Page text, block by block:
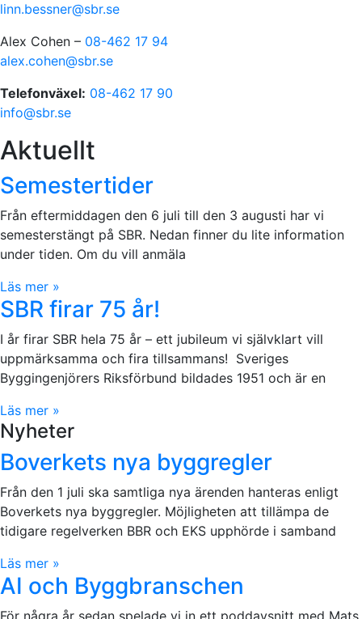
linn.bessner@sbr.se
Alex Cohen – 08-462 17 94
alex.cohen@sbr.se
Telefonväxel: 08-462 17 90
info@sbr.se
Aktuellt
Semestertider
Från eftermiddagen den 6 juli till den 3 augusti har vi
semesterstängt på SBR. Nedan finner du lite information
under tiden. Om du vill anmäla
Läs mer »
SBR firar 75 år!
I år firar SBR hela 75 år – ett jubileum vi självklart vill
uppmärksamma och fira tillsammans! Sveriges
Byggingenjörers Riksförbund bildades 1951 och är en
Läs mer »
Nyheter
Boverkets nya byggregler
Från den 1 juli ska samtliga nya ärenden hanteras enligt
Boverkets nya byggregler. Möjligheten att tillämpa de
tidigare regelverken BBR och EKS upphörde i samband
Läs mer »
AI och Byggbranschen
För några år sedan spelade vi in ett poddavsnitt med Mats